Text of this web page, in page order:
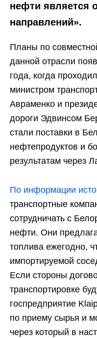
нефти является
направлений».
Планы по
данной отрасли
года, когда
министром
Авраменко и
дороги Эдвинсом
стали поставки в
нефтепродуктов и
результатам через
По информации
транспортные
сотрудничать с
нефти. Они
топлива ежегодно,
импортируемой
Если стороны
транспортировке
госпредприятие
по приему сырья и
через который в